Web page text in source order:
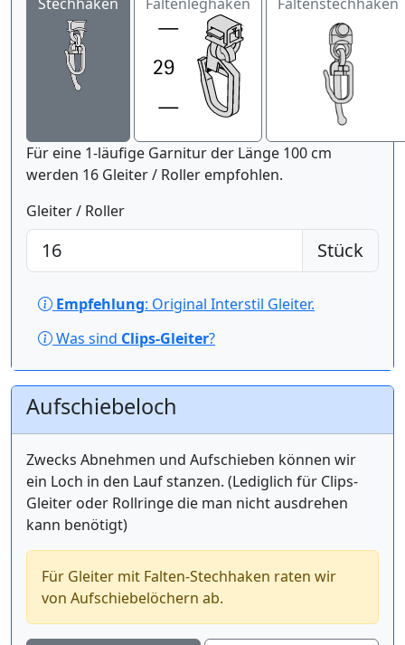
Stechhaken Faltenleghaken Faltenstechhaken
Für eine 1-läufige Garnitur der Länge 100 cm
werden 16 Gleiter / Roller empfohlen.
Gleiter / Roller
Stück
Empfehlung: Original Interstil Gleiter.
Was sind Clips-Gleiter?
Aufschiebeloch
Zwecks Abnehmen und Aufschieben können wir
ein Loch in den Lauf stanzen. (Lediglich für Clips-
Gleiter oder Rollringe die man nicht ausdrehen
kann benötigt)
Für Gleiter mit Falten-Stechhaken raten wir
von Aufschiebelöchern ab.